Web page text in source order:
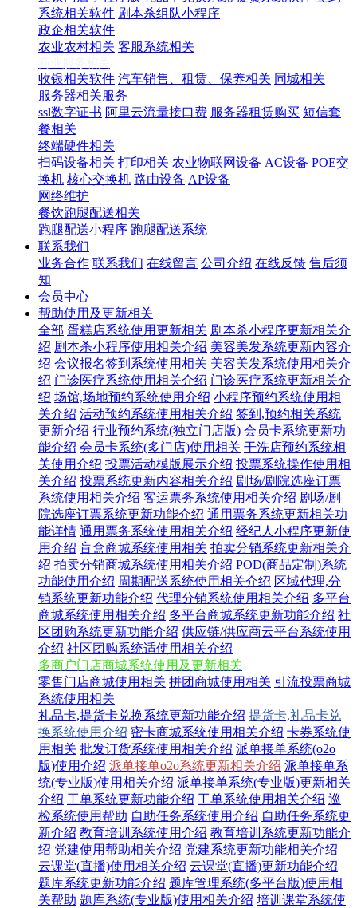
系统相关软件 剧本杀组队小程序
政企相关软件
农业农村相关 客服系统相关
收银相关软件 汽车销售、租赁、保养相关 同城相关
服务器相关服务
ssl数字证书 阿里云流量接口费 服务器租赁购买 短信套
餐相关
终端硬件相关
扫码设备相关 打印相关 农业物联网设备 AC设备 POE交
换机 核心交换机 路由设备 AP设备
网络维护
餐饮跑腿配送相关
跑腿配送小程序 跑腿配送系统
联系我们
业务合作 联系我们 在线留言 公司介绍 在线反馈 售后须
知
会员中心
帮助使用及更新相关
全部 蛋糕店系统使用更新相关 剧本杀小程序更新相关介
绍 剧本杀小程序使用相关介绍 美容美发系统更新内容介
绍 会议报名签到系统使用相关 美容美发系统使用相关介
绍 门诊医疗系统使用相关介绍 门诊医疗系统更新相关介
绍 场馆,场地预约系统使用介绍 小程序预约系统使用相
关介绍 活动预约系统使用相关介绍 签到,预约相关系统
更新介绍 行业预约系统(独立门店版) 会员卡系统更新功
能介绍 会员卡系统(多门店)使用相关 干洗店预约系统相
关使用介绍 投票活动模版展示介绍 投票系统操作使用相
关介绍 投票系统更新内容相关介绍 剧场/剧院选座订票
系统使用相关介绍 客运票务系统使用相关介绍 剧场/剧
院选座订票系统更新功能介绍 通用票务系统更新相关功
能详情 通用票务系统使用相关介绍 经纪人小程序更新使
用介绍 盲盒商城系统使用相关 拍卖分销系统更新相关介
绍 拍卖分销商城系统使用相关介绍 POD(商品定制)系统
功能使用介绍 周期配送系统使用相关介绍 区域代理,分
销系统更新功能介绍 代理分销系统使用相关介绍 多平台
商城系统使用相关介绍 多平台商城系统更新功能介绍 社
区团购系统更新功能介绍 供应链/供应商云平台系统使用
介绍 社区团购系统适使用相关介绍
多商户门店商城系统使用及更新相关
零售门店商城使用相关 拼团商城使用相关 引流投票商城
系统使用相关
礼品卡,提货卡兑换系统更新功能介绍 提货卡,礼品卡兑
换系统使用介绍 密卡商城系统使用相关介绍 卡券系统使
用相关 批发订货系统使用相关介绍 派单接单系统(o2o
版)使用介绍 派单接单o2o系统更新相关介绍 派单接单系
统(专业版)使用相关介绍 派单接单系统(专业版)更新相关
介绍 工单系统更新功能介绍 工单系统使用相关介绍 巡
检系统使用帮助 自助任务系统使用介绍 自助任务系统更
新介绍 教育培训系统使用介绍 教育培训系统更新功能介
绍 党建使用帮助相关介绍 党建系统更新功能相关介绍
云课堂(直播)使用相关介绍 云课堂(直播)更新功能介绍
题库系统更新功能介绍 题库管理系统(多平台版)使用相
关帮助 题库系统(专业版)使用相关介绍 培训课堂系统使